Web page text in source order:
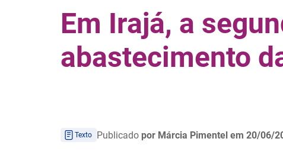
Em Irajá, a
abastecimento
Texto Publicado por Márcia Pimentel em 20/06/